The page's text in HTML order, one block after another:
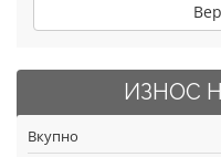
ИЗНОС
Вкупно